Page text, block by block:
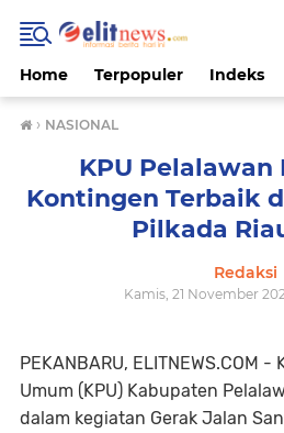
Home Terpopuler Indeks
› NASIONAL
KPU Pelalawan
Kontingen Terbaik
Pilkada
Redaksi
Kamis, 21 November
PEKANBARU, ELITNEWS.COM
Umum (KPU) Kabupaten
dalam kegiatan Gerak Jalan